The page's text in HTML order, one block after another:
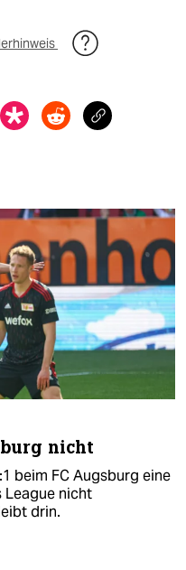
nicht
beim FC Augsburg eine
League nicht
drin.